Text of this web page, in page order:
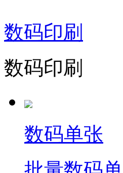
数码印刷
数码印刷
数码单张